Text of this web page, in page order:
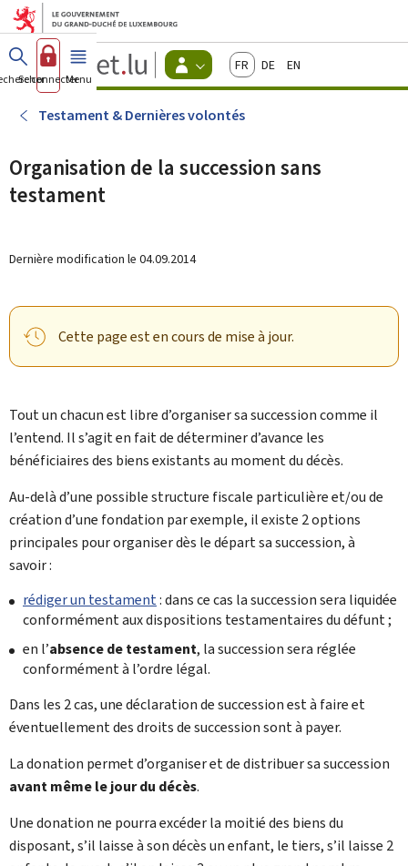
Aller au menu principal
Aller au contenu
Guichet.lu
Changer
d'espace
Menu
actif
FrançaisDeutschEnglish
Se connecterMenu principal
Testament & Dernières volontés
Organisation de la succession sans
testament
Dernière modification le 04.09.2014
Cette page est en cours de mise à jour.
Tout un chacun est libre d’organiser sa succession comme il
l’entend. Il s’agit en fait de déterminer d’avance les
bénéficiaires des biens existants au moment du décès.
Au-delà d’une possible structure fiscale particulière et/ou de
création d’une fondation par exemple, il existe 2 options
principales pour organiser dès le départ sa succession, à
savoir :
rédiger un testament: dans ce cas la succession sera liquidée
conformément aux dispositions testamentaires du défunt ;
en l’absence de testament, la succession sera réglée
conformément à l’ordre légal.
Dans les 2 cas, une déclaration de succession est à faire et
éventuellement des droits de succession sont à payer.
La donation permet d’organiser et de distribuer sa succession
avant même le jour du décès.
Une donation ne pourra excéder la moitié des biens du
disposant, s’il laisse à son décès un enfant, le tiers, s’il laisse 2